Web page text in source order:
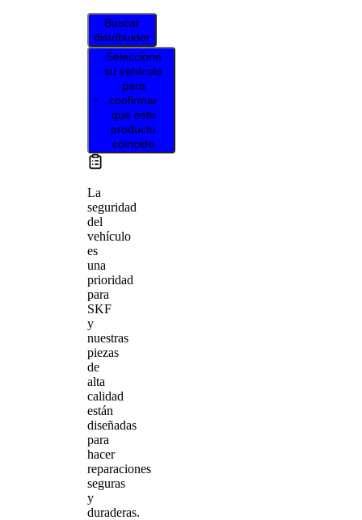
Buscar
distribuidor
Seleccione
su vehículo
para
confirmar
que este
producto
coincide
La
seguridad
del
vehículo
es
una
prioridad
para
SKF
y
nuestras
piezas
de
alta
calidad
están
diseñadas
para
hacer
reparaciones
seguras
y
duraderas.